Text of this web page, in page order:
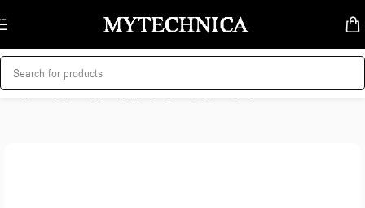
Skip to navigation
Skip to main content
მთავარი/კლიმატური ტექნიკა/კონდიციონერები